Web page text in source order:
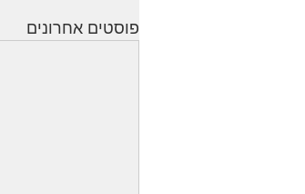
פוסטים אחרונים